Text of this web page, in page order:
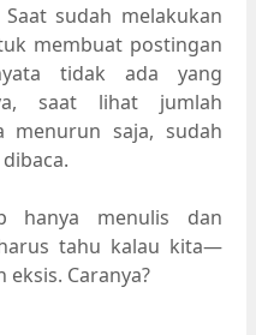
sudah melakukan
membuat postingan
tidak ada yang
saat lihat jumlah
menurun saja, sudah
hanya menulis dan
tahu kalau kita—
Caranya?